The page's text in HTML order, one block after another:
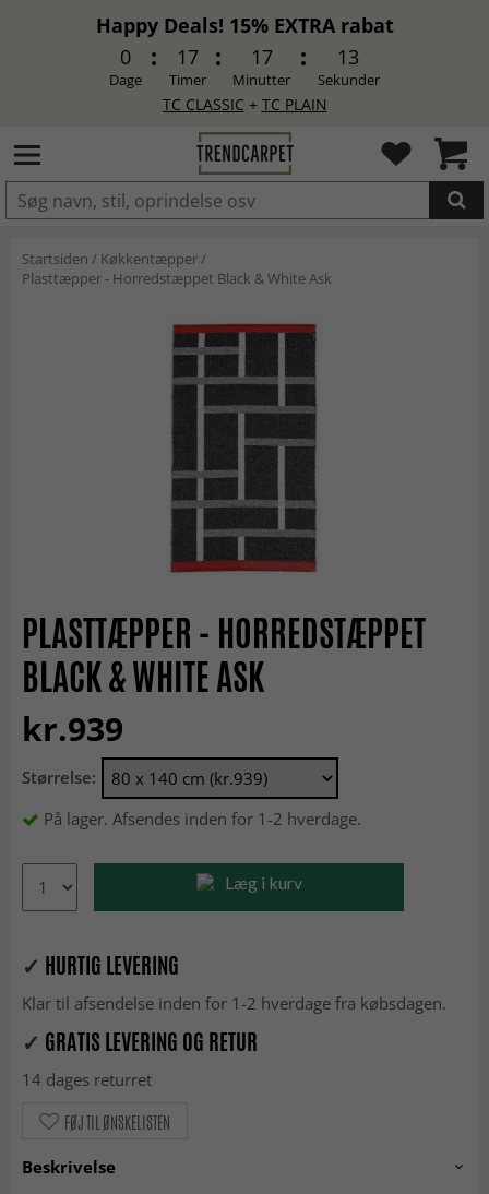
Happy Deals! 15% EXTRA rabat
0
Dage
17
Timer
17
Minutter
13
Sekunder
TC CLASSIC + TC PLAIN
LAGT I INDKØBSKURVEN.
Startsiden / Køkkentæpper/
Plasttæpper - Horredstæppet Black & White Ask
PLASTTÆPPER - HORREDSTÆPPET
BLACK & WHITE ASK
kr.939
Størrelse:
På lager. Afsendes inden for 1-2 hverdage.
Læg i kurv
✓ HURTIG LEVERING
Klar til afsendelse inden for 1-2 hverdage fra købsdagen.
✓ GRATIS LEVERING OG RETUR
14 dages returret
FØJ TIL ØNSKELISTEN
Beskrivelse